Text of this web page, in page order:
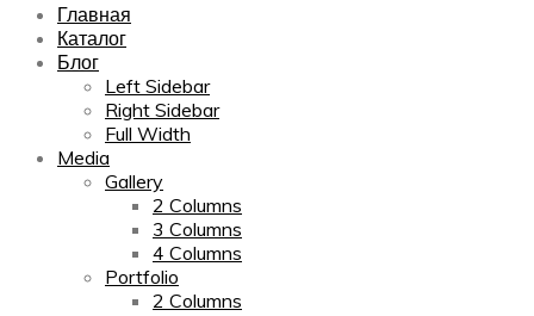
Главная
Каталог
Блог
Left Sidebar
Right Sidebar
Full Width
Media
Gallery
2 Columns
3 Columns
4 Columns
Portfolio
2 Columns